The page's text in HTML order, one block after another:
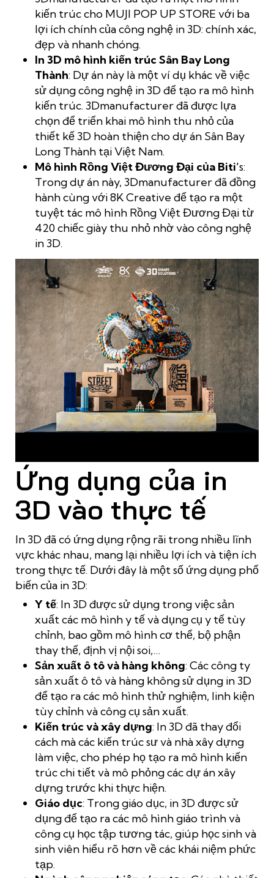
kiến trúc cho MUJI POP UP STORE với ba
lợi ích chính của công nghệ in 3D: chính xác,
đẹp và nhanh chóng.
In 3D mô hình kiến trúc Sân Bay Long
Thành: Dự án này là một ví dụ khác về việc
sử dụng công nghệ in 3D để tạo ra mô hình
kiến trúc. 3Dmanufacturer đã được lựa
chọn để triển khai mô hình thu nhỏ của
thiết kế 3D hoàn thiện cho dự án Sân Bay
Long Thành tại Việt Nam.
Mô hình Rồng Việt Đương Đại của Biti’s:
Trong dự án này, 3Dmanufacturer đã đồng
hành cùng với 8K Creative để tạo ra một
tuyệt tác mô hình Rồng Việt Đương Đại từ
420 chiếc giày thu nhỏ nhờ vào công nghệ
in 3D.
Ứng dụng của in
3D vào thực tế
In 3D đã có ứng dụng rộng rãi trong nhiều lĩnh
vực khác nhau, mang lại nhiều lợi ích và tiện ích
trong thực tế. Dưới đây là một số ứng dụng phổ
biến của in 3D:
Y tế: In 3D được sử dụng trong việc sản
xuất các mô hình y tế và dụng cụ y tế tùy
chỉnh, bao gồm mô hình cơ thể, bộ phận
thay thế, định vị nội soi,…
Sản xuất ô tô và hàng không: Các công ty
sản xuất ô tô và hàng không sử dụng in 3D
để tạo ra các mô hình thử nghiệm, linh kiện
tùy chỉnh và công cụ sản xuất.
Kiến trúc và xây dựng: In 3D đã thay đổi
cách mà các kiến trúc sư và nhà xây dựng
làm việc, cho phép họ tạo ra mô hình kiến
trúc chi tiết và mô phỏng các dự án xây
dựng trước khi thực hiện.
Giáo dục: Trong giáo dục, in 3D được sử
dụng để tạo ra các mô hình giáo trình và
công cụ học tập tương tác, giúp học sinh và
sinh viên hiểu rõ hơn về các khái niệm phức
tạp.